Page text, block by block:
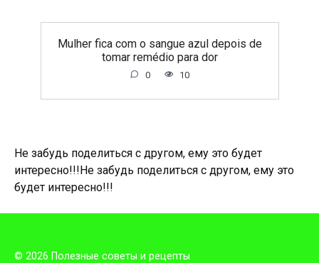
Mulher fica com o sangue azul depois de
tomar remédio para dor
0 10
Не забудь поделиться с другом, ему это будет
интересно!!!Не забудь поделиться с другом, ему это
будет интересно!!!
© 2026 Полезные советы и рецепты